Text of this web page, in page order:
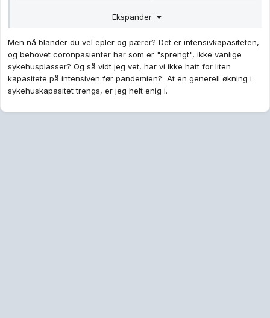
Ekspander
Men nå blander du vel epler og pærer? Det er intensivkapasiteten,
og behovet coronpasienter har som er "sprengt", ikke vanlige
sykehusplasser? Og så vidt jeg vet, har vi ikke hatt for liten
kapasitete på intensiven før pandemien? At en generell økning i
sykehuskapasitet trengs, er jeg helt enig i.